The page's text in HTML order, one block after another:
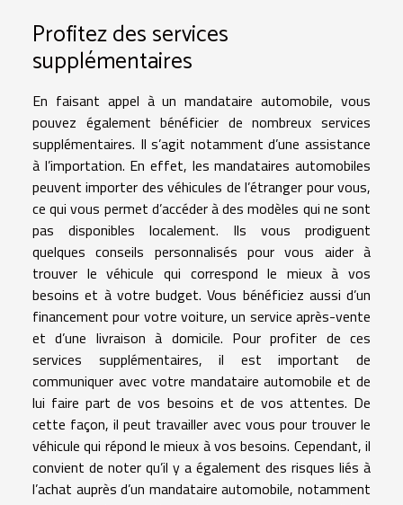
Profitez des services
supplémentaires
En faisant appel à un mandataire automobile, vous
pouvez également bénéficier de nombreux services
supplémentaires. Il s’agit notamment d’une assistance
à l’importation. En effet, les mandataires automobiles
peuvent importer des véhicules de l’étranger pour vous,
ce qui vous permet d’accéder à des modèles qui ne sont
pas disponibles localement. Ils vous prodiguent
quelques conseils personnalisés pour vous aider à
trouver le véhicule qui correspond le mieux à vos
besoins et à votre budget. Vous bénéficiez aussi d’un
financement pour votre voiture, un service après-vente
et d’une livraison à domicile. Pour profiter de ces
services supplémentaires, il est important de
communiquer avec votre mandataire automobile et de
lui faire part de vos besoins et de vos attentes. De
cette façon, il peut travailler avec vous pour trouver le
véhicule qui répond le mieux à vos besoins. Cependant, il
convient de noter qu’il y a également des risques liés à
l’achat auprès d’un mandataire automobile, notamment